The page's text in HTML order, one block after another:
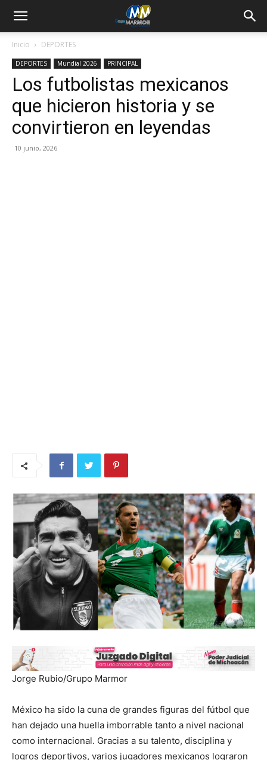
Inicio DEPORTES
DEPORTES Mundial 2026 PRINCIPAL
Los futbolistas mexicanos
que hicieron historia y se
convirtieron en leyendas
10 junio, 2026
Jorge Rubio/Grupo Marmor
México ha sido la cuna de grandes figuras del fútbol que
han dejado una huella imborrable tanto a nivel nacional
como internacional. Gracias a su talento, disciplina y
logros deportivos, varios jugadores mexicanos lograron